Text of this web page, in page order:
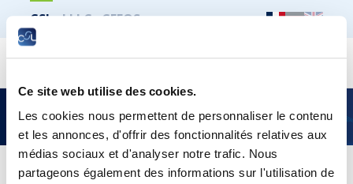
Ce site web utilise des cookies.
Les cookies nous permettent de personnaliser le contenu
et les annonces, d'offrir des fonctionnalités relatives aux
médias sociaux et d'analyser notre trafic. Nous
partageons également des informations sur l'utilisation de
CSL LLLC CEFOS
Academy